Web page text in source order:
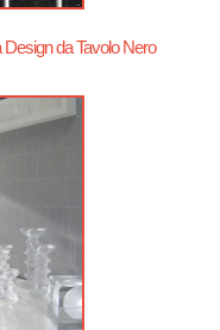
da Tavolo Nero